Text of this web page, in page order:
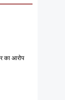
का आरोप